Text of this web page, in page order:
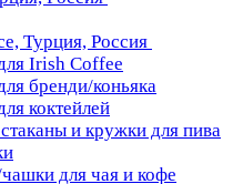
Турция, Россия
Irish Coffee
бренди/коньяка
коктейлей
и кружки для пива
для чая и кофе